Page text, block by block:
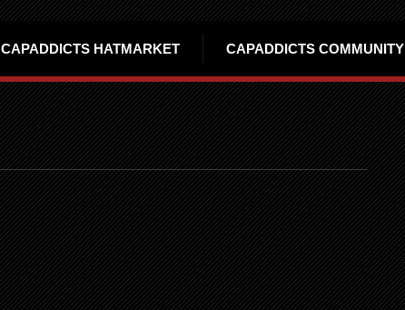
CAPADDICTS HATMARKET CAPADDICTS COMMUNITY